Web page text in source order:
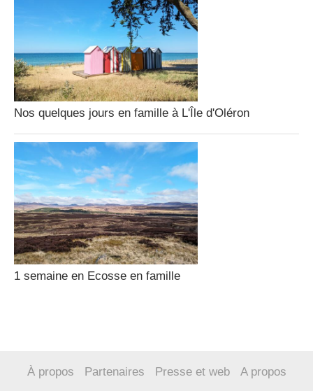
Nos quelques jours en famille à L'Île d'Oléron
1 semaine en Ecosse en famille
À propos Partenaires Presse et web A propos